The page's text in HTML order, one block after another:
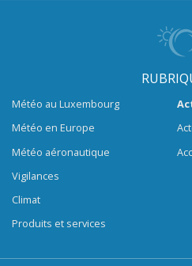
Météo au Luxembourg
Météo en Europe
Météo aéronautique
Vigilances
Climat
Produits et services